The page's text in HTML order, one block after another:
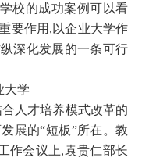
校的成功案例可以看
要作用,以企业大学作
深化发展的一条可行
大学
人才培养模式改革的
展的“短板”所在。教
作会议上,袁贵仁部长